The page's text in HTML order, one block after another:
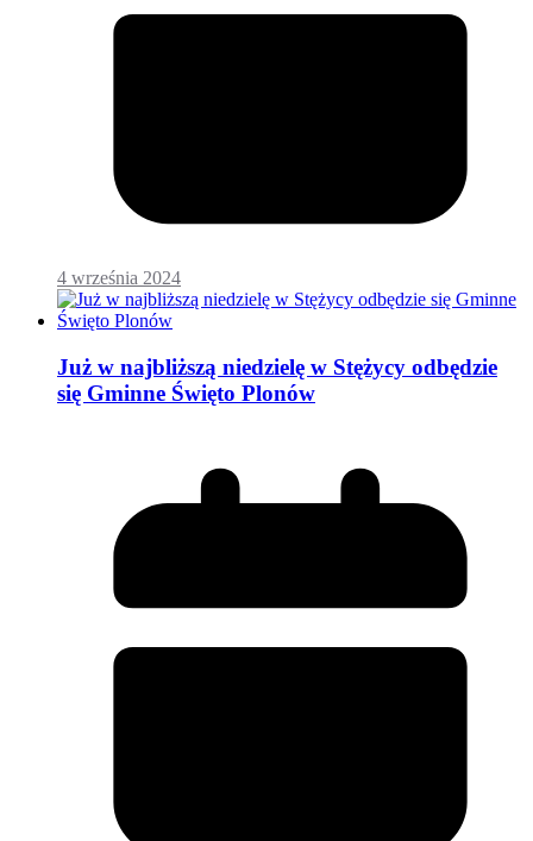
4 września 2024
Już w najbliższą niedzielę w Stężycy odbędzie
się Gminne Święto Plonów